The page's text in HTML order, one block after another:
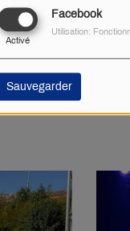
Facebook
Activé
Utilisation:
Sauvegarder